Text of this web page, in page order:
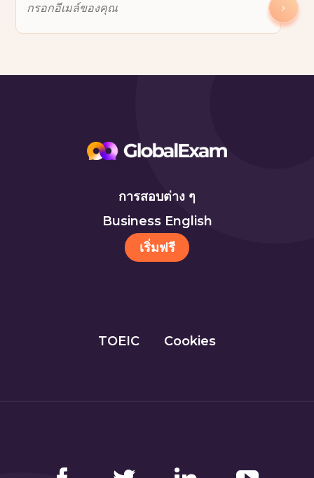
การสอบต่าง ๆ
Business English
เริ่มฟรี
TOEIC Cookies